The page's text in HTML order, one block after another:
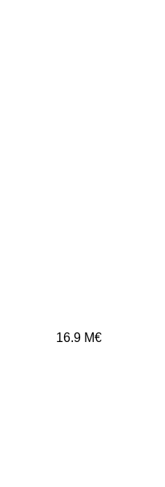
16.9 M€